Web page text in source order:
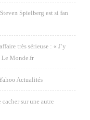
Spielberg est si fan
très sérieuse : « J’y
Le Monde.fr
Actualités
sur une autre